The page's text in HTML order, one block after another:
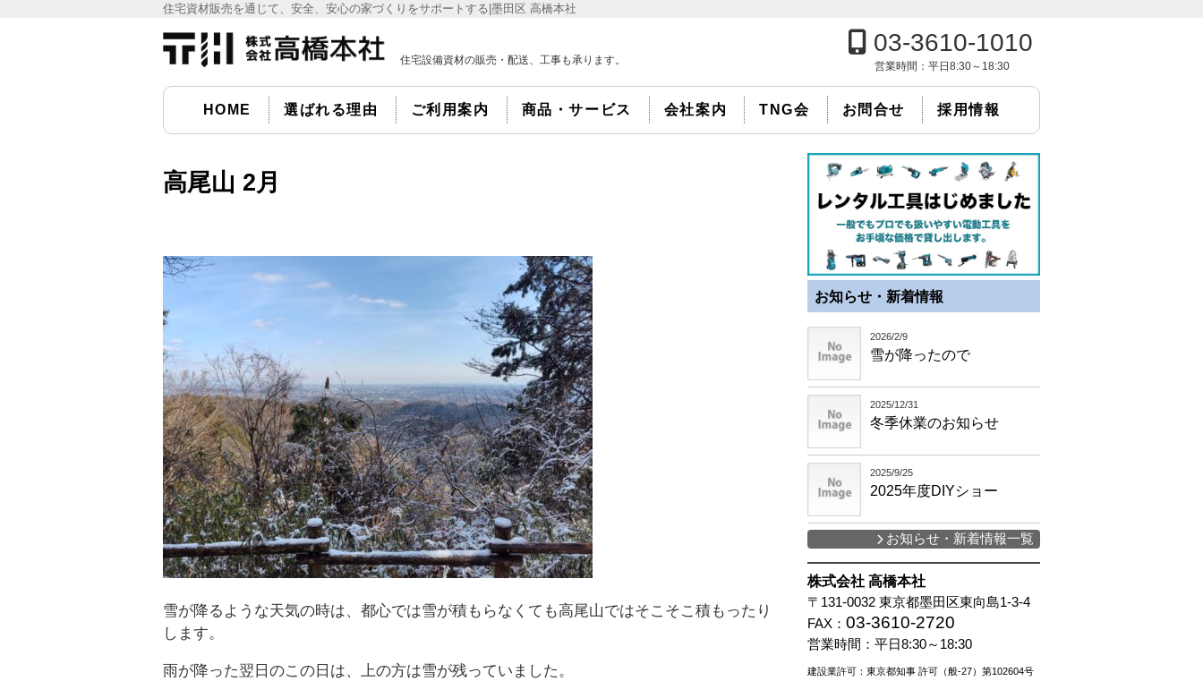
住宅資材販売を通じて、安全、安心の家づくりをサポートする|墨田区 高橋本社
住宅設備資材の販売・配送、工事も承ります。
03-3610-1010
営業時間：平日8:30～18:30
HOME 選ばれる理由 ご利用案内 商品・サービス 会社案内 TNG会 お問合せ 採用情報
高尾山 2月
雪が降るような天気の時は、都心では雪が積もらなくても高尾山ではそこそこ積もったり
します。
雨が降った翌日のこの日は、上の方は雪が残っていました。
お知らせ・新着情報
2026/2/9
雪が降ったので
2025/12/31
冬季休業のお知らせ
2025/9/25
2025年度DIYショー
お知らせ・新着情報一覧
株式会社 高橋本社
〒131-0032 東京都墨田区東向島1-3-4
FAX： 03-3610-2720
営業時間： 平日8:30～18:30
建設業許可：東京都知事 許可（般-27）第102604号